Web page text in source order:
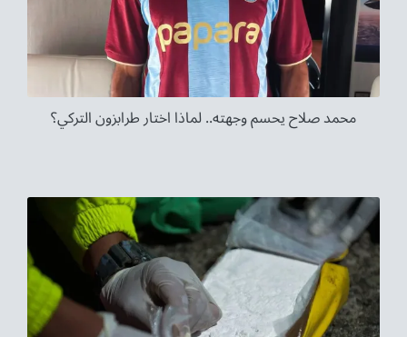
محمد صلاح يحسم وجهته.. لماذا اختار طرابزون التركي؟